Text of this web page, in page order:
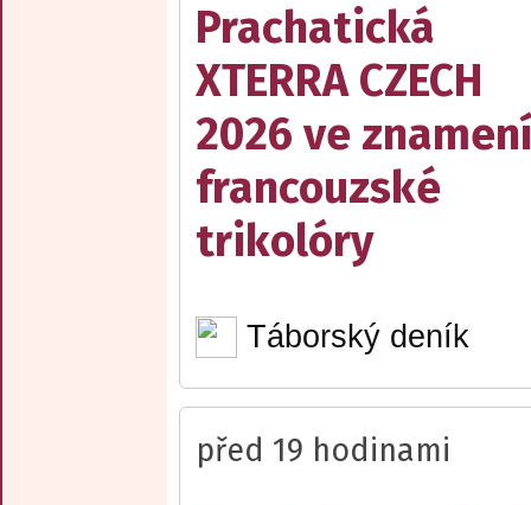
Prachatická
XTERRA CZECH
2026 ve znamení
francouzské
trikolóry
Táborský deník
před 19 hodinami